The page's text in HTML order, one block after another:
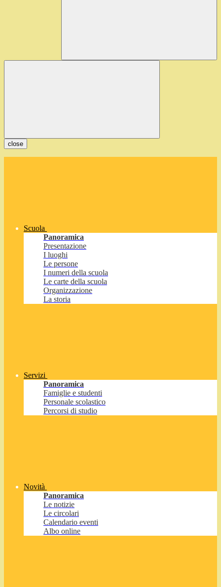
close
Scuola
Panoramica
Presentazione
I luoghi
Le persone
I numeri della scuola
Le carte della scuola
Organizzazione
La storia
Servizi
Panoramica
Famiglie e studenti
Personale scolastico
Percorsi di studio
Novità
Panoramica
Le notizie
Le circolari
Calendario eventi
Albo online